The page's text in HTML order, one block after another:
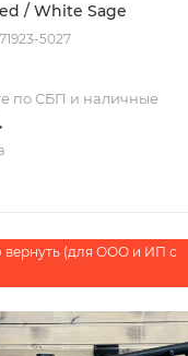
/ White Sage
5027
по СБП и наличные
(для ООО и ИП с